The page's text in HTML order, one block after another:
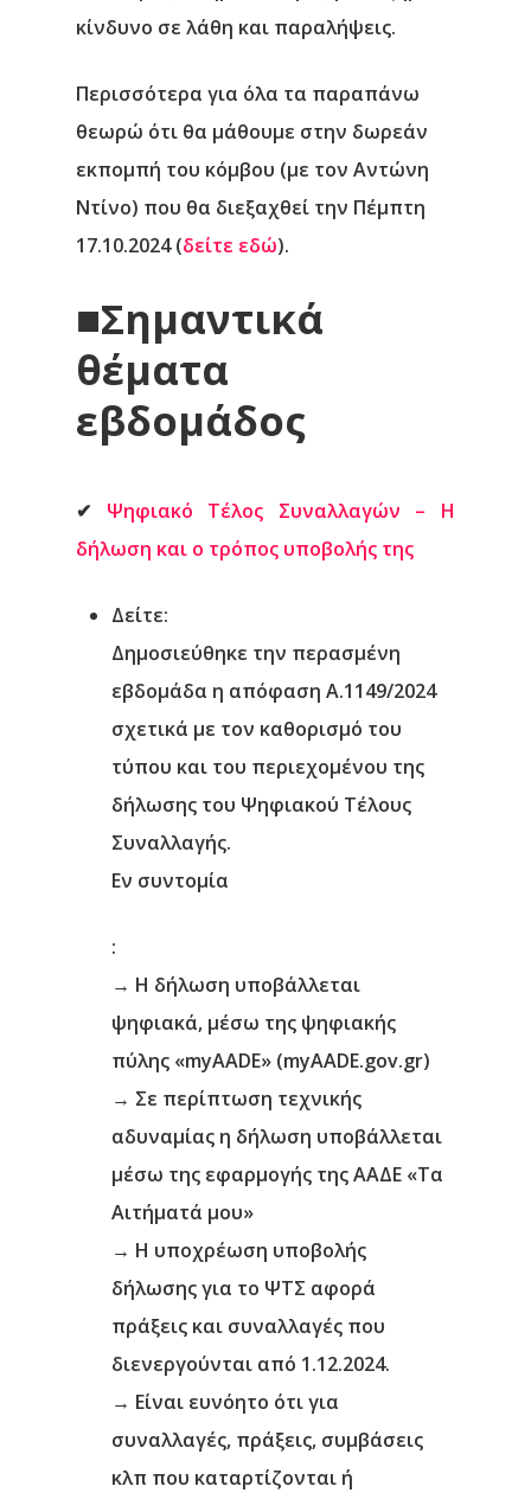
κίνδυνο σε λάθη και παραλήψεις.
Περισσότερα για όλα τα παραπάνω
θεωρώ ότι θα μάθουμε στην δωρεάν
εκπομπή του κόμβου (με τον Αντώνη
Ντίνο) που θα διεξαχθεί την Πέμπτη
17.10.2024 (δείτε εδώ).
■Σημαντικά
θέματα
εβδομάδος
✔
Ψηφιακό Τέλος Συναλλαγών – Η
δήλωση και ο τρόπος υποβολής της
Δείτε:
Δημοσιεύθηκε την περασμένη
εβδομάδα η απόφαση Α.1149/2024
σχετικά με τον καθορισμό του
τύπου και του περιεχομένου της
δήλωσης του Ψηφιακού Τέλους
Συναλλαγής.
Εν συντομία
:
→ Η δήλωση υποβάλλεται
ψηφιακά, μέσω της ψηφιακής
πύλης «myAADE» (myAADE.gov.gr)
→ Σε περίπτωση τεχνικής
αδυναμίας η δήλωση υποβάλλεται
μέσω της εφαρμογής της ΑΑΔΕ «Τα
Αιτήματά μου»
→ Η υποχρέωση υποβολής
δήλωσης για το ΨΤΣ αφορά
πράξεις και συναλλαγές που
διενεργούνται από 1.12.2024.
→ Είναι ευνόητο ότι για
συναλλαγές, πράξεις, συμβάσεις
κλπ που καταρτίζονται ή